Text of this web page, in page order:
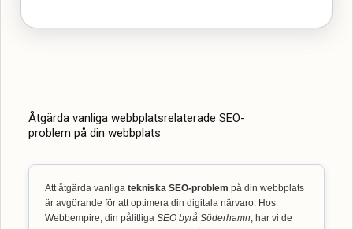
Åtgärda vanliga webbplatsrelaterade SEO-
problem på din webbplats
Att åtgärda vanliga tekniska SEO-problem på din webbplats
är avgörande för att optimera din digitala närvaro. Hos
Webbempire, din pålitliga SEO byrå Söderhamn, har vi de